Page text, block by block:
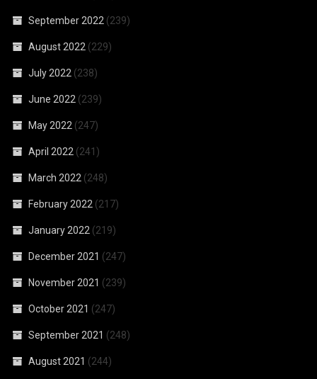
September 2022 (239)
August 2022 (229)
July 2022 (238)
June 2022 (239)
May 2022 (247)
April 2022 (241)
March 2022 (248)
February 2022 (217)
January 2022 (219)
December 2021 (247)
November 2021 (239)
October 2021 (247)
September 2021 (248)
August 2021 (244)